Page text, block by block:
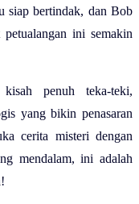
siap bertindak, dan Bob
ini semakin
penuh teka-teki,
yang bikin penasaran
cerita misteri dengan
mendalam, ini adalah